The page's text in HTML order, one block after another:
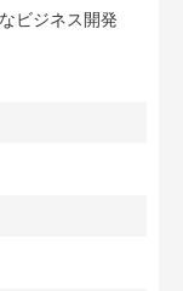
ビジネス開発